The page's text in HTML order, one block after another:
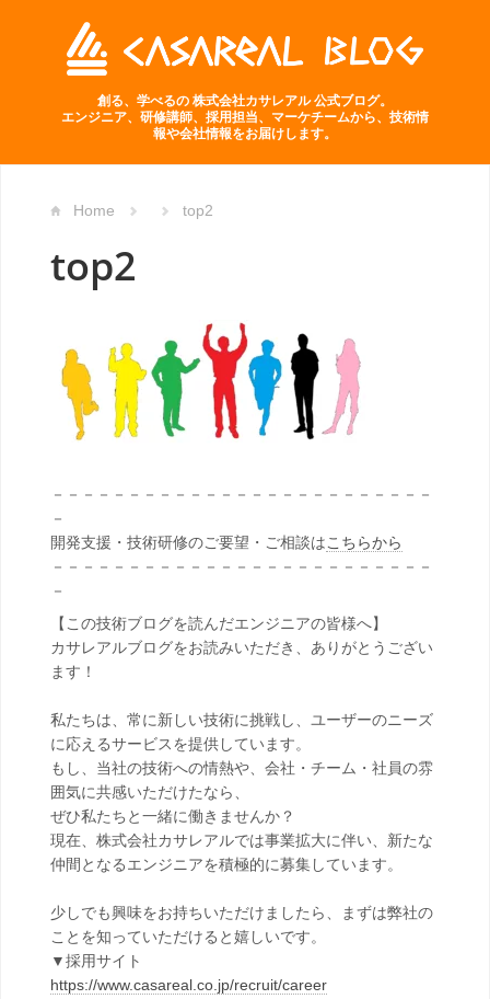
創る、学べるの 株式会社カサレアル 公式ブログ。
エンジニア、研修講師、採用担当、マーケチームから、技術情
報や会社情報をお届けします。
Home top2
top2
－－－－－－－－－－－－－－－－－－－－－－－－－
－
開発支援・技術研修のご要望・ご相談はこちらから
－－－－－－－－－－－－－－－－－－－－－－－－－
－
【この技術ブログを読んだエンジニアの皆様へ】
カサレアルブログをお読みいただき、ありがとうござい
ます！
私たちは、常に新しい技術に挑戦し、ユーザーのニーズ
に応えるサービスを提供しています。
もし、当社の技術への情熱や、会社・チーム・社員の雰
囲気に共感いただけたなら、
ぜひ私たちと一緒に働きませんか？
現在、株式会社カサレアルでは事業拡大に伴い、新たな
仲間となるエンジニアを積極的に募集しています。
少しでも興味をお持ちいただけましたら、まずは弊社の
ことを知っていただけると嬉しいです。
▼採用サイト
https://www.casareal.co.jp/recruit/career